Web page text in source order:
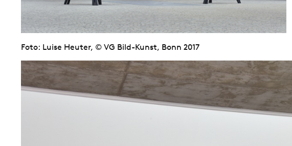
Foto: Luise Heuter, © VG Bild-Kunst, Bonn 2017